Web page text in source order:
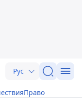
Рус
Право